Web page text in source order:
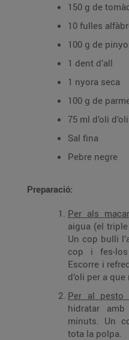
150 g de
10 fulles
100 g de
1 dent d’all
1 nyora seca
100 g de
75 ml d’oli
Sal fina
Pebre negre
Preparació:
Per als
aigua (el
Un cop bulli
cop i fes-
Escorre i
d’oli per a
Per al pesto
hidratar
minuts. Un
tota la polpa.